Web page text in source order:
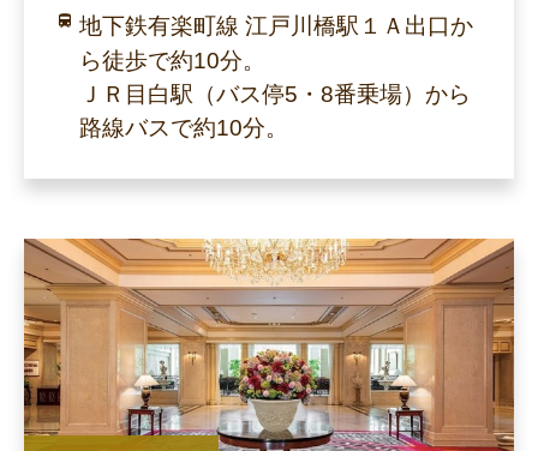
地下鉄有楽町線 江戸川橋駅１Ａ出口か
ら徒歩で約10分。
ＪＲ目白駅（バス停5・8番乗場）から
路線バスで約10分。